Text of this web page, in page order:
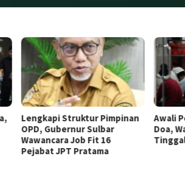
Lengkapi Struktur Pimpinan
OPD, Gubernur Sulbar
Wawancara Job Fit 16
Pejabat JPT Pratama
Awali
Doa,
Tinggali